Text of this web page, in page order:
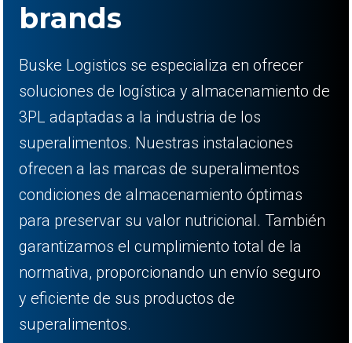
brands
Buske Logistics se especializa en ofrecer
soluciones de logística y almacenamiento de
3PL adaptadas a la industria de los
superalimentos. Nuestras instalaciones
ofrecen a las marcas de superalimentos
condiciones de almacenamiento óptimas
para preservar su valor nutricional. También
garantizamos el cumplimiento total de la
normativa, proporcionando un envío seguro
y eficiente de sus productos de
superalimentos.